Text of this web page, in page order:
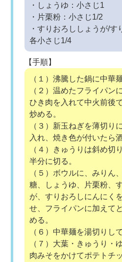
・しょうゆ：小さじ1
・片栗粉：小さじ1/2
・すりおろししょうが/す
各小さじ1/4
【手順】
（１）沸騰した鍋に中華
（２）温めたフライパン
ひき肉を入れて中火前後
炒める。
（３）新玉ねぎを薄切り
入れ、焼き色が付いたら
（４）きゅうりは斜め切
半分に切る。
（５）ボウルに、みりん
糖、しょうゆ、片栗粉、
が、すりおろしにんにく
せ、フライパンに加えて
める。
（６）中華麺を湯切りし
（７）大葉・きゅうり・
肉みそをかけてポテトチ